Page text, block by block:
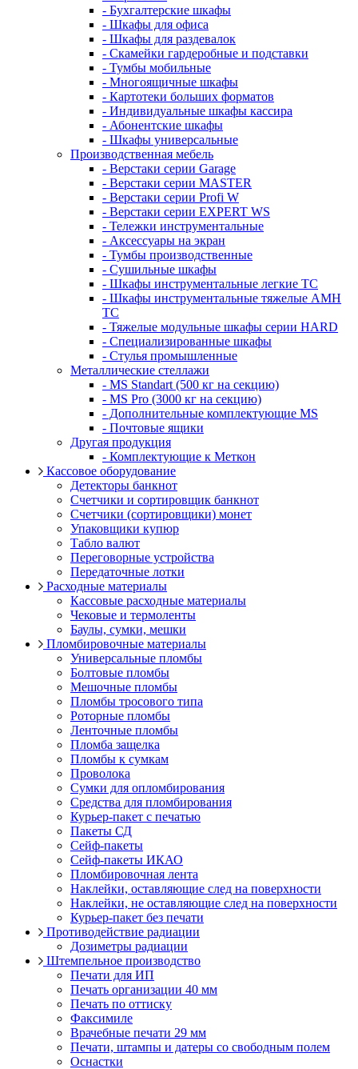
- Бухгалтерские шкафы
- Шкафы для офиса
- Шкафы для раздевалок
- Скамейки гардеробные и подставки
- Тумбы мобильные
- Многоящичные шкафы
- Картотеки больших форматов
- Индивидуальные шкафы кассира
- Абонентские шкафы
- Шкафы универсальные
Производственная мебель
- Верстаки серии Garage
- Верстаки серии MASTER
- Верстаки серии Profi W
- Верстаки серии EXPERT WS
- Тележки инструментальные
- Аксессуары на экран
- Тумбы производственные
- Cушильные шкафы
- Шкафы инструментальные легкие ТС
- Шкафы инструментальные тяжелые AMH
TC
- Тяжелые модульные шкафы серии HARD
- Cпециализированные шкафы
- Стулья промышленные
Металлические стеллажи
- MS Standart (500 кг на секцию)
- MS Pro (3000 кг на секцию)
- Дополнительные комплектующие MS
- Почтовые ящики
Другая продукция
- Комплектующие к Меткон
Кассовое оборудование
Детекторы банкнот
Счетчики и сортировщик банкнот
Счетчики (сортировщики) монет
Упаковщики купюр
Табло валют
Переговорные устройства
Передаточные лотки
Расходные материалы
Кассовые расходные материалы
Чековые и термоленты
Баулы, сумки, мешки
Пломбировочные материалы
Универсальные пломбы
Болтовые пломбы
Мешочные пломбы
Пломбы тросового типа
Роторные пломбы
Ленточные пломбы
Пломба защелка
Пломбы к сумкам
Проволока
Сумки для опломбирования
Средства для пломбирования
Курьер-пакет с печатью
Пакеты СД
Сейф-пакеты
Сейф-пакеты ИКАО
Пломбировочная лента
Наклейки, оставляющие след на поверхности
Наклейки, не оставляющие след на поверхности
Курьер-пакет без печати
Противодействие радиации
Дозиметры радиации
Штемпельное производство
Печати для ИП
Печать организации 40 мм
Печать по оттиску
Факсимиле
Врачебные печати 29 мм
Печати, штампы и датеры со свободным полем
Оснастки